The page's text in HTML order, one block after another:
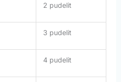
2 pudelit
3 pudelit
4 pudelit